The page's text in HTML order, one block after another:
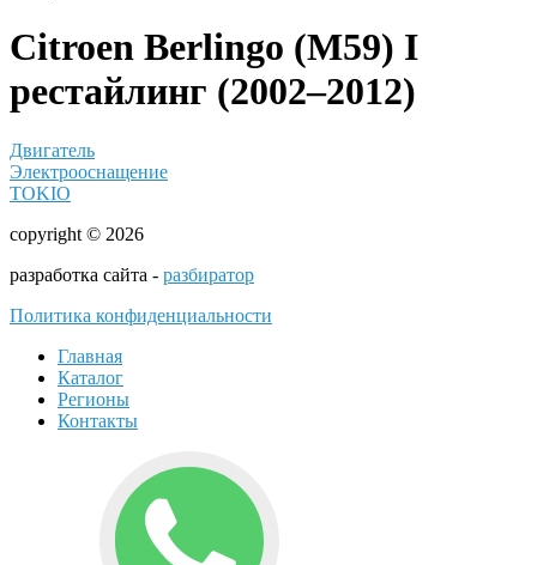
Citroen Berlingo (M59) I
рестайлинг (2002–2012)
Двигатель
Электрооснащение
TOKIO
copyright © 2026
разработка сайта - разбиратор
Политика конфиденциальности
Главная
Каталог
Регионы
Контакты